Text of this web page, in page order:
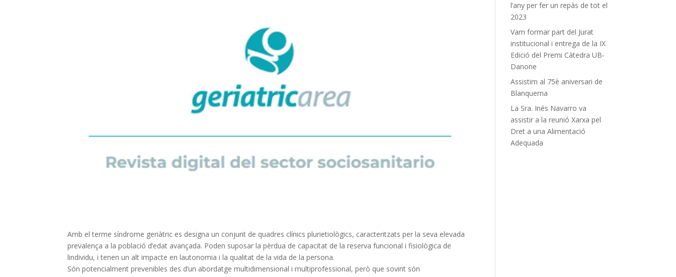
Amb el terme síndrome geriàtric es designa un conjunt de quadres clínics plurietiològics, caracteritzats per la seva elevada
prevalença a la població d’edat avançada. Poden suposar la pèrdua de capacitat de la reserva funcional i fisiològica de
lindividu, i tenen un alt impacte en lautonomia i la qualitat de la vida de la persona.
Són potencialment prevenibles des d’un abordatge multidimensional i multiprofessional, però que sovint són
l’any per fer un repàs de tot el
2023
Vam formar part del Jurat
institucional i entrega de la IX
Edició del Premi Càtedra UB-
Danone
Assistim al 75è aniversari de
Blanquerna
La Sra. Inés Navarro va
assistir a la reunió Xarxa pel
Dret a una Alimentació
Adequada